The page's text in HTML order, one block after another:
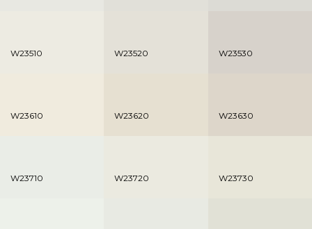
W23510 W23520 W23530
W23610 W23620 W23630
W23710 W23720 W23730